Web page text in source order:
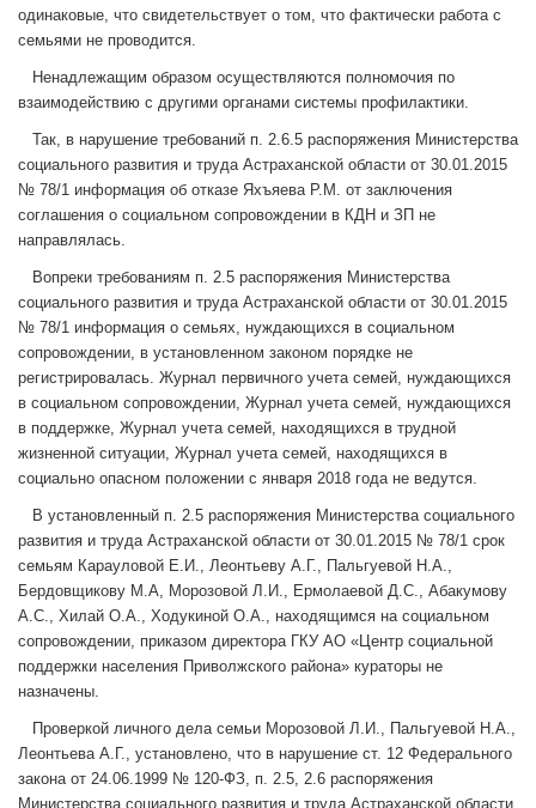
одинаковые, что свидетельствует о том, что фактически работа с
семьями не проводится.
Ненадлежащим образом осуществляются полномочия по
взаимодействию с другими органами системы профилактики.
Так, в нарушение требований п. 2.6.5 распоряжения Министерства
социального развития и труда Астраханской области от 30.01.2015
№ 78/1 информация об отказе Яхъяева Р.М. от заключения
соглашения о социальном сопровождении в КДН и ЗП не
направлялась.
Вопреки требованиям п. 2.5 распоряжения Министерства
социального развития и труда Астраханской области от 30.01.2015
№ 78/1 информация о семьях, нуждающихся в социальном
сопровождении, в установленном законом порядке не
регистрировалась. Журнал первичного учета семей, нуждающихся
в социальном сопровождении, Журнал учета семей, нуждающихся
в поддержке, Журнал учета семей, находящихся в трудной
жизненной ситуации, Журнал учета семей, находящихся в
социально опасном положении с января 2018 года не ведутся.
В установленный п. 2.5 распоряжения Министерства социального
развития и труда Астраханской области от 30.01.2015 № 78/1 срок
семьям Карауловой Е.И., Леонтьеву А.Г., Пальгуевой Н.А.,
Бердовщикову М.А, Морозовой Л.И., Ермолаевой Д.С., Абакумову
А.С., Хилай О.А., Ходукиной О.А., находящимся на социальном
сопровождении, приказом директора ГКУ АО «Центр социальной
поддержки населения Приволжского района» кураторы не
назначены.
Проверкой личного дела семьи Морозовой Л.И., Пальгуевой Н.А.,
Леонтьева А.Г., установлено, что в нарушение ст. 12 Федерального
закона от 24.06.1999 № 120-ФЗ, п. 2.5, 2.6 распоряжения
Министерства социального развития и труда Астраханской области